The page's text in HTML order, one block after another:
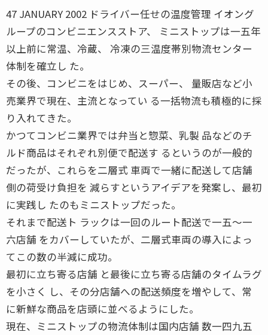
47 JANUARY 2002 ドライバー任せの温度管理 イオング
ループのコンビニエンスストア、 ミニストップは一五年
以上前に常温、冷蔵、 冷凍の三温度帯別物流センター
体制を確立し た。
その後、コンビニをはじめ、スーパー、 量販店など小
売業界で現在、主流となってい る一括物流も積極的に採
り入れてきた。
かつてコンビニ業界では弁当と惣菜、乳製 品などのチ
ルド商品はそれぞれ別便で配送す るというのが一般的
だったが、これらを二層式 車両で一緒に配送して店舗
側の荷受け負担を 減らすというアイデアを発案し、最初
に実践し たのもミニストップだった。
それまで配送ト ラックは一回のルート配送で一五〜一
六店舗 をカバーしていたが、二層式車両の導入によっ
てこの数の半減に成功。
最初に立ち寄る店舗 と最後に立ち寄る店舗のタイムラグ
を小さく し、その分店舗への配送頻度を増やして、常
に新鮮な商品を店頭に並べるようにした。
現在、ミニストップの物流体制は国内店舗 数一四九五